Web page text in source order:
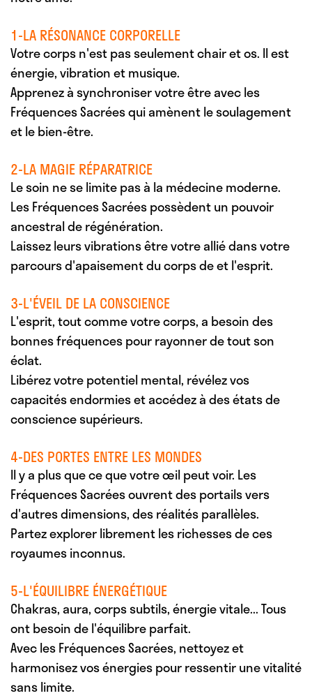
1-LA RÉSONANCE CORPORELLE
Votre corps n'est pas seulement chair et os. Il est
énergie, vibration et musique.
Apprenez à synchroniser votre être avec les
Fréquences Sacrées qui amènent le soulagement
et le bien-être.
2-LA MAGIE RÉPARATRICE
Le soin ne se limite pas à la médecine moderne.
Les Fréquences Sacrées possèdent un pouvoir
ancestral de régénération.
Laissez leurs vibrations être votre allié dans votre
parcours d'apaisement du corps de et l'esprit.
3-L'ÉVEIL DE LA CONSCIENCE
L'esprit, tout comme votre corps, a besoin des
bonnes fréquences pour rayonner de tout son
éclat.
Libérez votre potentiel mental, révélez vos
capacités endormies et accédez à des états de
conscience supérieurs.
4-DES PORTES ENTRE LES MONDES
Il y a plus que ce que votre œil peut voir. Les
Fréquences Sacrées ouvrent des portails vers
d'autres dimensions, des réalités parallèles.
Partez explorer librement les richesses de ces
royaumes inconnus.
5-L'ÉQUILIBRE ÉNERGÉTIQUE
Chakras, aura, corps subtils, énergie vitale... Tous
ont besoin de l'équilibre parfait.
Avec les Fréquences Sacrées, nettoyez et
harmonisez vos énergies pour ressentir une vitalité
sans limite.